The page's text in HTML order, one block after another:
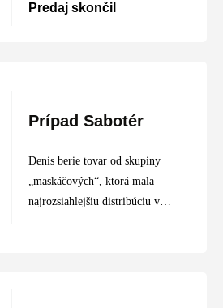
uväznenie mnohých zločincov.
Predaj skončil
Prípad Sabotér
Denis berie tovar od skupiny
„maskáčových“, ktorá mala
najrozsiahlejšiu distribúciu v